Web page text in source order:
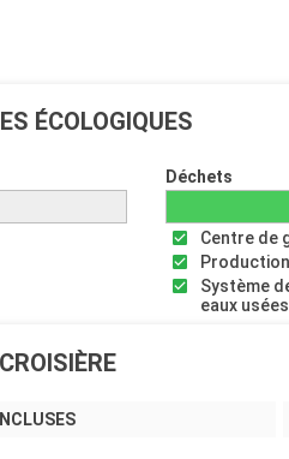
ÉCOLOGIQUES
Déchets
Centre de
Système
eaux usées